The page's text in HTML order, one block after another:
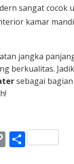
sangat cocok
kamar
jangka
berkualitas.
sebagai
Copy
Link
Share